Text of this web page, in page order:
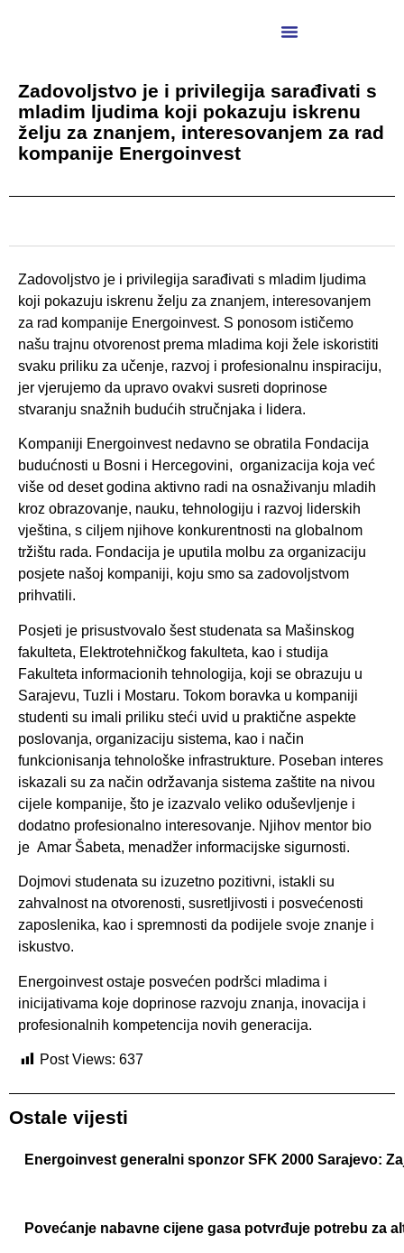
Zadovoljstvo je i privilegija sarađivati s
mladim ljudima koji pokazuju iskrenu
želju za znanjem, interesovanjem za rad
kompanije Energoinvest
Zadovoljstvo je i privilegija sarađivati s mladim ljudima
koji pokazuju iskrenu želju za znanjem, interesovanjem
za rad kompanije Energoinvest. S ponosom ističemo
našu trajnu otvorenost prema mladima koji žele iskoristiti
svaku priliku za učenje, razvoj i profesionalnu inspiraciju,
jer vjerujemo da upravo ovakvi susreti doprinose
stvaranju snažnih budućih stručnjaka i lidera.
Kompaniji Energoinvest nedavno se obratila Fondacija
budućnosti u Bosni i Hercegovini, organizacija koja već
više od deset godina aktivno radi na osnaživanju mladih
kroz obrazovanje, nauku, tehnologiju i razvoj liderskih
vještina, s ciljem njihove konkurentnosti na globalnom
tržištu rada. Fondacija je uputila molbu za organizaciju
posjete našoj kompaniji, koju smo sa zadovoljstvom
prihvatili.
Posjeti je prisustvovalo šest studenata sa Mašinskog
fakulteta, Elektrotehničkog fakulteta, kao i studija
Fakulteta informacionih tehnologija, koji se obrazuju u
Sarajevu, Tuzli i Mostaru. Tokom boravka u kompaniji
studenti su imali priliku steći uvid u praktične aspekte
poslovanja, organizaciju sistema, kao i način
funkcionisanja tehnološke infrastrukture. Poseban interes
iskazali su za način održavanja sistema zaštite na nivou
cijele kompanije, što je izazvalo veliko oduševljenje i
dodatno profesionalno interesovanje. Njihov mentor bio
je Amar Šabeta, menadžer informacijske sigurnosti.
Dojmovi studenata su izuzetno pozitivni, istakli su
zahvalnost na otvorenosti, susretljivosti i posvećenosti
zaposlenika, kao i spremnosti da podijele svoje znanje i
iskustvo.
Energoinvest ostaje posvećen podršci mladima i
inicijativama koje doprinose razvoju znanja, inovacija i
profesionalnih kompetencija novih generacija.
Post Views: 637
Ostale vijesti
Energoinvest generalni sponzor SFK 2000 Sarajevo:
Povećanje nabavne cijene gasa potvrđuje potrebu za